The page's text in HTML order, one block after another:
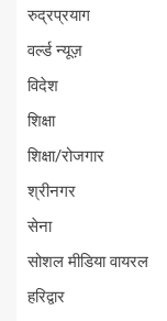
रुद्रप्रयाग
वर्ल्ड न्यूज़
विदेश
शिक्षा
शिक्षा/रोजगार
श्रीनगर
सेना
सोशल मीडिया वायरल
हरिद्वार